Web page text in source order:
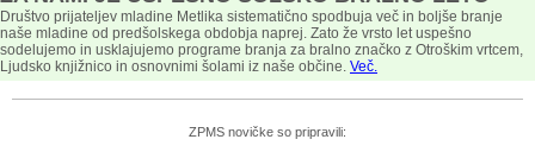
Društvo prijateljev mladine Metlika sistematično spodbuja več in boljše branje
naše mladine od predšolskega obdobja naprej. Zato že vrsto let uspešno
sodelujemo in usklajujemo programe branja za bralno značko z Otroškim vrtcem,
Ljudsko knjižnico in osnovnimi šolami iz naše občine. Več.
ZPMS novičke so pripravili: